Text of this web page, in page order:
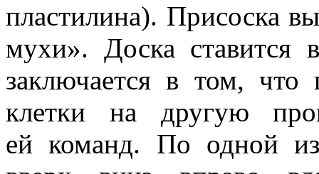
пластилина). Присоска
мухи». Доска ставится
заключается в том, что
клетки на другую
ей команд. По одной